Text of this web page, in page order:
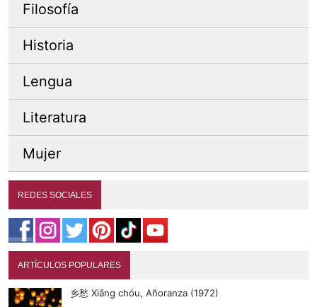
Filosofía
Historia
Lengua
Literatura
Mujer
REDES SOCIALES
ARTÍCULOS POPULARES
乡愁 Xiāng chóu, Añoranza (1972)